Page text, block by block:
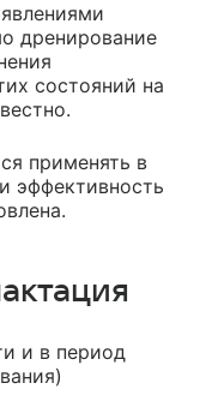
дренирование
состояний на
применять в
эффективность
и в период